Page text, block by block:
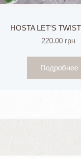
HOSTA LET’S
220.00 грн
Подробнее